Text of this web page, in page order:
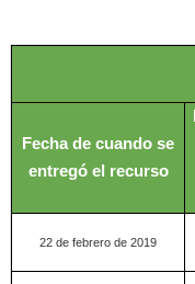
Fecha de cuando se
entregó el recurso
22 de febrero de 2019